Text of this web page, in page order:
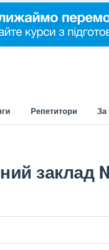
Репетитори За
заклад